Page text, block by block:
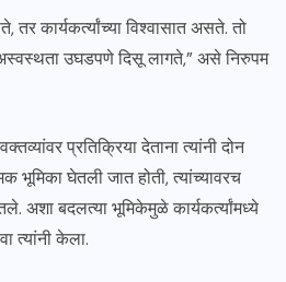
तर कार्यकर्त्यांच्या विश्वासात असते. तो
उघडपणे दिसू लागते,” असे निरुपम
प्रतिक्रिया देताना त्यांनी दोन
भूमिका घेतली जात होती, त्यांच्यावरच
अशा बदलत्या भूमिकेमुळे कार्यकर्त्यांमध्ये
त्यांनी केला.